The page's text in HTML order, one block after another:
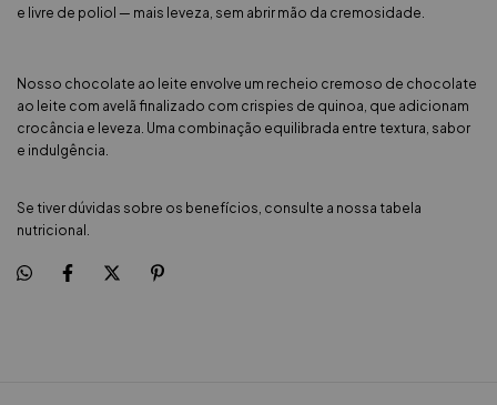
e livre de poliol — mais leveza, sem abrir mão da cremosidade.
Nosso chocolate ao leite envolve um recheio cremoso de chocolate
ao leite com avelã finalizado com crispies de quinoa, que adicionam
crocância e leveza. Uma combinação equilibrada entre textura, sabor
e indulgência.
Se tiver dúvidas sobre os benefícios, consulte a nossa tabela
nutricional.